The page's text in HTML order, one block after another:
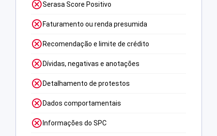
Serasa Score Positivo
Faturamento ou renda presumida
Recomendação e limite de crédito
Dívidas, negativas e anotações
Detalhamento de protestos
Dados comportamentais
Informações do SPC